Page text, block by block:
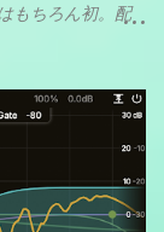
もちろん初。配